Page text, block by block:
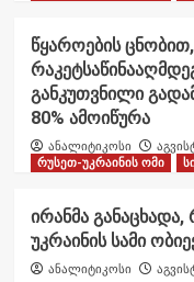
წყაროების
განკუთვნილი
80% ამოიწურა
ანალიტიკოსი
რუსეთ-უკრაინის ომი
ირანმა
უკრაინის სამი
ანალიტიკოსი